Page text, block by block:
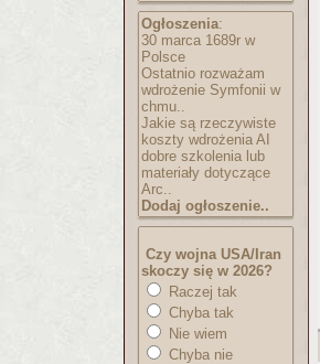
Ogłoszenia:
30 marca 1689r w
Polsce
Ostatnio rozważam
wdrożenie Symfonii w
chmu..
Jakie są rzeczywiste
koszty wdrożenia AI
dobre szkolenia lub
materiały dotyczące
Arc..
Dodaj ogłoszenie..
Czy wojna USA/Iran
skoczy się w 2026?
Raczej tak
Chyba tak
Nie wiem
Chyba nie